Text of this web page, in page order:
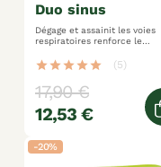
duo sinus
Dégage et assainit les voies
respiratoires renforce le
soulage la congestion nasale
star star star star star (5)
17,90 €
12,53 €
-20%